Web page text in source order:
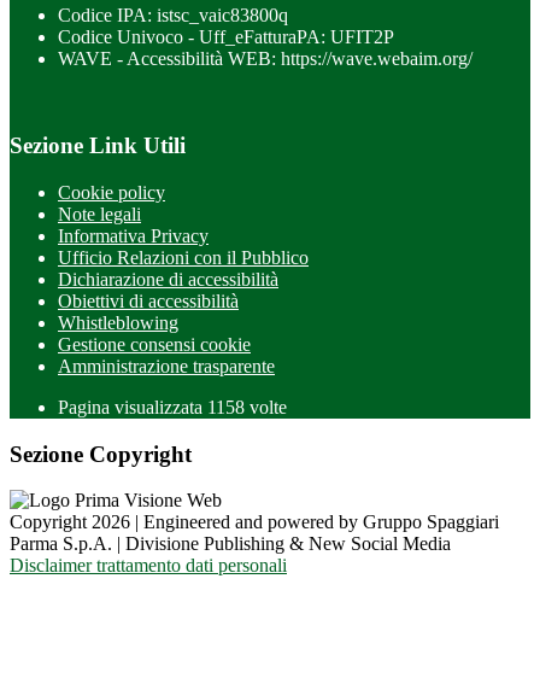
Codice IPA: istsc_vaic83800q
Codice Univoco - Uff_eFatturaPA: UFIT2P
WAVE - Accessibilità WEB: https://wave.webaim.org/
Sezione Link Utili
Cookie policy
Note legali
Informativa Privacy
Ufficio Relazioni con il Pubblico
Dichiarazione di accessibilità
Obiettivi di accessibilità
Whistleblowing
Gestione consensi cookie
Amministrazione trasparente
Pagina visualizzata 1158 volte
Sezione Copyright
Copyright 2026 | Engineered and powered by Gruppo Spaggiari
Parma S.p.A. | Divisione Publishing & New Social Media
Disclaimer trattamento dati personali